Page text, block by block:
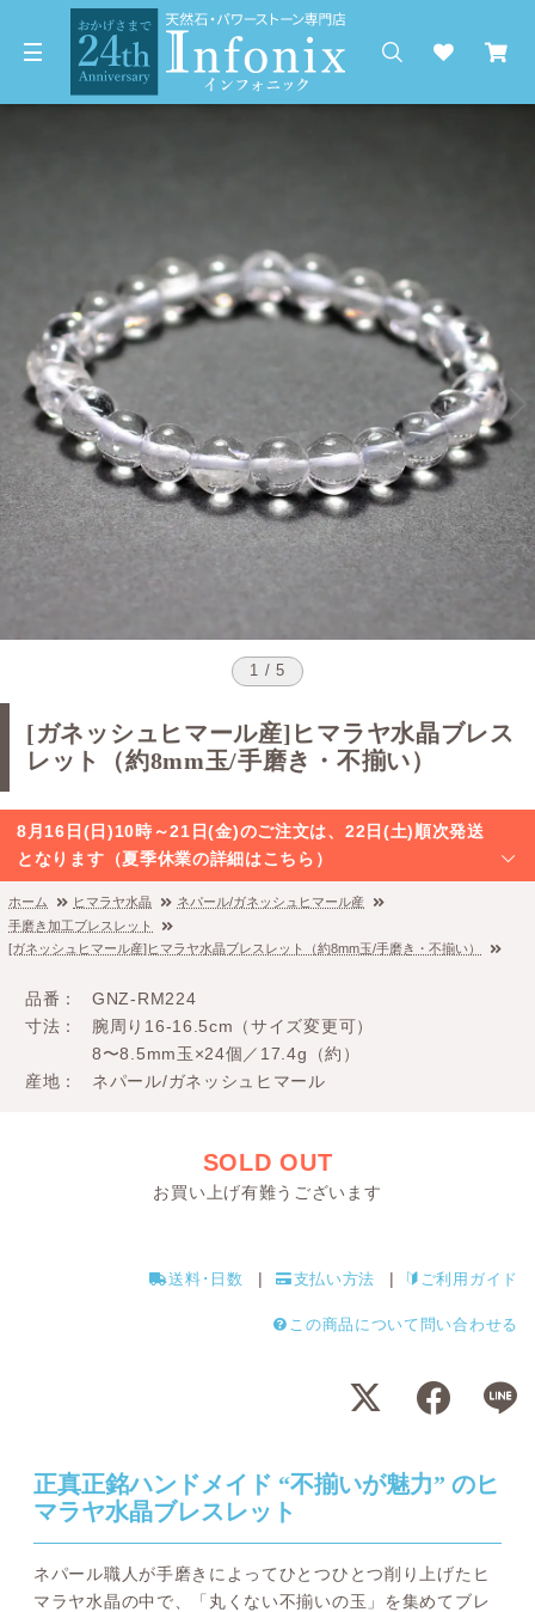
1 / 5
[ガネッシュヒマール産]ヒマラヤ水晶ブレス
レット（約8mm玉/手磨き・不揃い）
8月16日(日)10時～21日(金)のご注文は、22日(土)順次発送
となります（夏季休業の詳細はこちら）
ホーム ヒマラヤ水晶
ネパール/ガネッシュヒマール産
手磨き加工ブレスレット
[ガネッシュヒマール産]ヒマラヤ水晶ブレスレット（約8mm玉/手磨き・不揃い）
品番
GNZ-RM224
寸法
腕周り16-16.5cm（サイズ変更可）
8〜8.5mm玉×24個／17.4g（約）
産地
ネパール/ガネッシュヒマール
SOLD OUT
お買い上げ有難うございます
送料･日数 支払い方法 ご利用ガイド
この商品について問い合わせる
正真正銘ハンドメイド “不揃いが魅力” のヒ
マラヤ水晶ブレスレット
ネパール職人が手磨きによってひとつひとつ削り上げたヒ
マラヤ水晶の中で、「丸くない不揃いの玉」を集めてブレ